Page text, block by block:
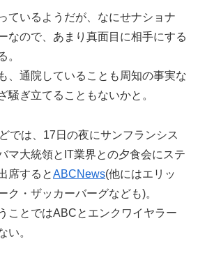
ているようだが、なにせナショナ
なので、あまり真面目に相手にする
。
、通院していることも周知の事実な
騒ぎ立てることもないかと。
では、17日の夜にサンフランシス
マ大統領とIT業界との夕食会にステ
席するとABCNews(他にはエリッ
ク・ザッカーバーグなども)。
ことではABCとエンクワイヤラー
い。